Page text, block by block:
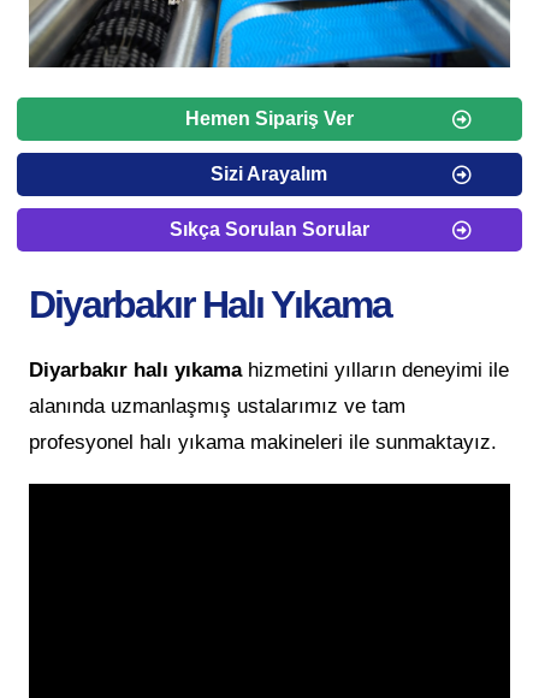
Hemen Sipariş Ver
Sizi Arayalım
Sıkça Sorulan Sorular
Diyarbakır Halı Yıkama
Diyarbakır halı yıkamahizmetini yılların deneyimi ile
alanında uzmanlaşmış ustalarımız ve tam
profesyonel halı yıkama makineleri ile sunmaktayız.